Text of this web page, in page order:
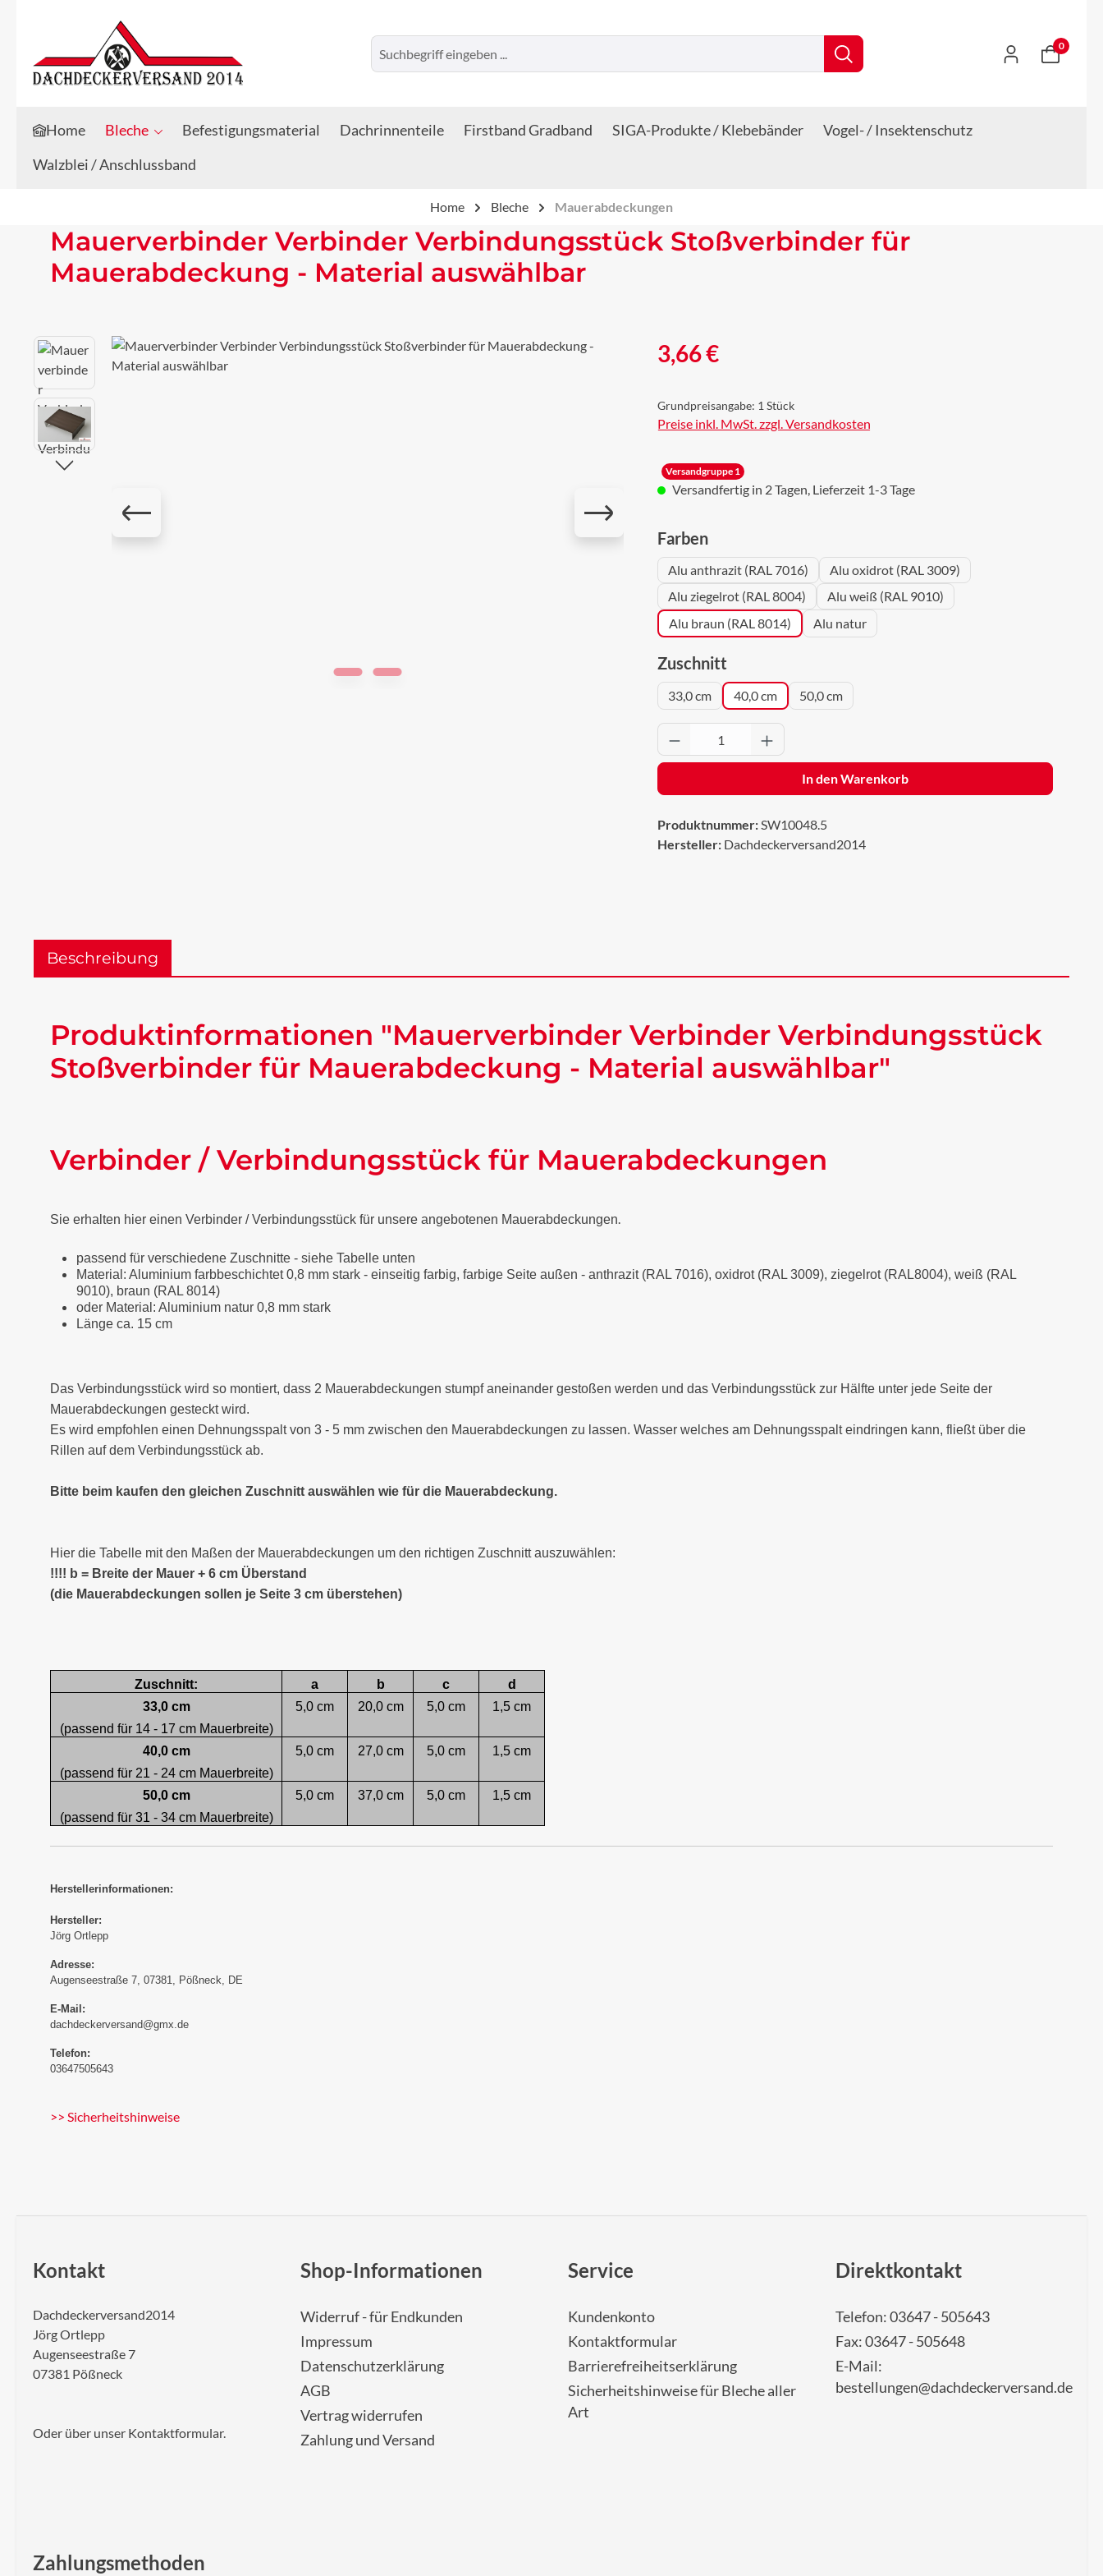
Zum Hauptinhalt springen
Zur Suche springen
0
Home Bleche Befestigungsmaterial Dachrinnenteile Firstband Gradband SIGA-Produkte / Klebebänder
Vogel- / Insektenschutz
Walzblei / Anschlussband
Home Bleche Mauerabdeckungen
Mauerverbinder Verbinder Verbindungsstück Stoßverbinder für
Mauerabdeckung - Material auswählbar
Bildergalerie überspringen Regulärer Preis:
3,66 €
Grundpreisangabe: 1 Stück
Preise inkl. MwSt. zzgl. Versandkosten
Versandgruppe 1
Versandfertig in 2 Tagen, Lieferzeit 1-3 Tage
Farbenauswählen
Alu anthrazit (RAL 7016)
Alu oxidrot (RAL 3009)
Alu ziegelrot (RAL 8004)
Alu weiß (RAL 9010)
Alu braun (RAL 8014)
Alu natur
Zuschnittauswählen
33,0 cm 40,0 cm 50,0 cm
Produkt Anzahl: Gib den gewünschten Wert ein
In den Warenkorb
Produktnummer:SW10048.5
Hersteller: Dachdeckerversand2014
Beschreibung
Produktinformationen "Mauerverbinder Verbinder Verbindungsstück
Stoßverbinder für Mauerabdeckung - Material auswählbar"
Verbinder / Verbindungsstück für Mauerabdeckungen
Sie erhalten hier einen Verbinder / Verbindungsstück für unsere angebotenen Mauerabdeckungen.
passend für verschiedene Zuschnitte - siehe Tabelle unten
Material: Aluminium farbbeschichtet 0,8 mm stark - einseitig farbig, farbige Seite außen - anthrazit (RAL 7016), oxidrot (RAL 3009), ziegelrot (RAL8004), weiß (RAL
9010), braun (RAL 8014)
oder Material: Aluminium natur 0,8 mm stark
Länge ca. 15 cm
Das Verbindungsstück wird so montiert, dass 2 Mauerabdeckungen stumpf aneinander gestoßen werden und das Verbindungsstück zur Hälfte unter jede Seite der
Mauerabdeckungen gesteckt wird.
Es wird empfohlen einen Dehnungsspalt von 3 - 5 mm zwischen den Mauerabdeckungen zu lassen. Wasser welches am Dehnungsspalt eindringen kann, fließt über die
Rillen auf dem Verbindungsstück ab.
Bitte beim kaufen den gleichen Zuschnitt auswählen wie für die Mauerabdeckung.
Hier die Tabelle mit den Maßen der Mauerabdeckungen um den richtigen Zuschnitt auszuwählen:
!!!! b = Breite der Mauer + 6 cm Überstand
(die Mauerabdeckungen sollen je Seite 3 cm überstehen)
Zuschnitt: a b c
d
33,0 cm
5,0 cm 20,0 cm 5,0 cm
1,5 cm
(passend für 14 - 17 cm Mauerbreite)
40,0 cm
5,0 cm 27,0 cm 5,0 cm
1,5 cm
(passend für 21 - 24 cm Mauerbreite)
50,0 cm
5,0 cm 37,0 cm 5,0 cm
1,5 cm
(passend für 31 - 34 cm Mauerbreite)
Herstellerinformationen:
Hersteller:
Jörg Ortlepp
Adresse:
Augenseestraße 7, 07381, Pößneck, DE
E-Mail:
dachdeckerversand@gmx.de
Telefon:
03647505643
>> Sicherheitshinweise
Kontakt
Dachdeckerversand2014
Jörg Ortlepp
Augenseestraße 7
07381 Pößneck
Oder über unser Kontaktformular.
Shop-Informationen
Widerruf - für Endkunden
Impressum
Datenschutzerklärung
AGB
Vertrag widerrufen
Zahlung und Versand
Service
Kundenkonto
Kontaktformular
Barrierefreiheitserklärung
Sicherheitshinweise für Bleche aller
Art
Direktkontakt
Telefon: 03647 - 505643
Fax: 03647 - 505648
E-Mail:
bestellungen@dachdeckerversand.de
Zahlungsmethoden